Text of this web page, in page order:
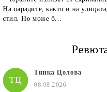
На парадите, както и на
стил. Но може б...
ТЦ
Тинка Цолова
08.08.2026